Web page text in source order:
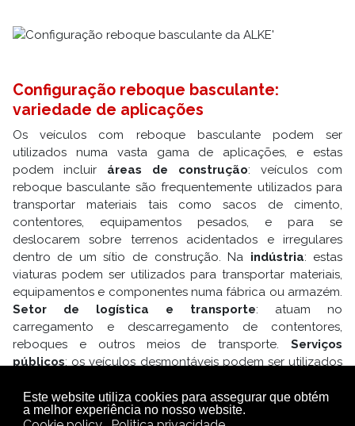
Este website utiliza cookies para assegurar que obtém
a melhor experiência no nosso website.
Configuração reboque basculante:
variedade de aplicações
Os veículos com reboque basculante podem ser
utilizados numa vasta gama de aplicações, e estas
podem incluir áreas de construção: veículos com
reboque basculante são frequentemente utilizados para
transportar materiais tais como sacos de cimento,
contentores, equipamentos pesados, e para se
deslocarem sobre terrenos acidentados e irregulares
dentro de um sítio de construção. Na indústria: estas
viaturas podem ser utilizados para transportar materiais,
equipamentos e componentes numa fábrica ou armazém.
Setor de logística e transporte: atuam no
carregamento e descarregamento de contentores,
reboques e outros meios de transporte.Serviços
públicos: os veículos desmontáveis podem ser utilizados
de equipamento e outras tarefas de serviço público. Em
geral, os veículos elétricos com reboque basculante